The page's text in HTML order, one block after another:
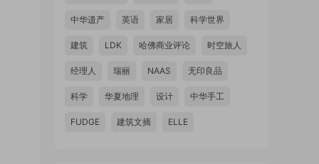
中华遗产 英语 家居 科学世界
建筑 LDK 哈佛商业评论 时空旅人
经理人 瑞丽 NAAS 无印良品
科学 华夏地理 设计 中华手工
FUDGE 建筑文摘 ELLE